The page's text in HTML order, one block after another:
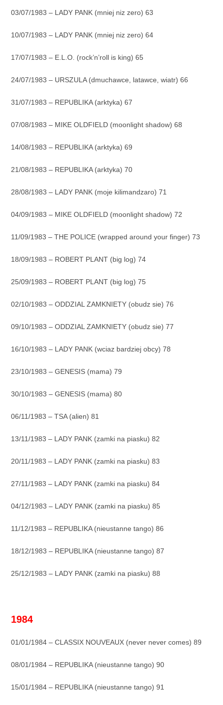
03/07/1983 – LADY PANK (mniej niz zero) 63
10/07/1983 – LADY PANK (mniej niz zero) 64
17/07/1983 – E.L.O. (rock’n’roll is king) 65
24/07/1983 – URSZULA (dmuchawce, latawce, wiatr) 66
31/07/1983 – REPUBLIKA (arktyka) 67
07/08/1983 – MIKE OLDFIELD (moonlight shadow) 68
14/08/1983 – REPUBLIKA (arktyka) 69
21/08/1983 – REPUBLIKA (arktyka) 70
28/08/1983 – LADY PANK (moje kilimandzaro) 71
04/09/1983 – MIKE OLDFIELD (moonlight shadow) 72
11/09/1983 – THE POLICE (wrapped around your finger) 73
18/09/1983 – ROBERT PLANT (big log) 74
25/09/1983 – ROBERT PLANT (big log) 75
02/10/1983 – ODDZIAL ZAMKNIETY (obudz sie) 76
09/10/1983 – ODDZIAL ZAMKNIETY (obudz sie) 77
16/10/1983 – LADY PANK (wciaz bardziej obcy) 78
23/10/1983 – GENESIS (mama) 79
30/10/1983 – GENESIS (mama) 80
06/11/1983 – TSA (alien) 81
13/11/1983 – LADY PANK (zamki na piasku) 82
20/11/1983 – LADY PANK (zamki na piasku) 83
27/11/1983 – LADY PANK (zamki na piasku) 84
04/12/1983 – LADY PANK (zamki na piasku) 85
11/12/1983 – REPUBLIKA (nieustanne tango) 86
18/12/1983 – REPUBLIKA (nieustanne tango) 87
25/12/1983 – LADY PANK (zamki na piasku) 88
1984
01/01/1984 – CLASSIX NOUVEAUX (never never comes) 89
08/01/1984 – REPUBLIKA (nieustanne tango) 90
15/01/1984 – REPUBLIKA (nieustanne tango) 91